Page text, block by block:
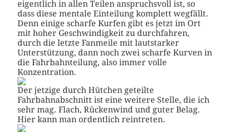
eigentlich in allen Teilen anspruchsvoll ist, so
dass diese mentale Einteilung komplett wegfällt.
Denn einige scharfe Kurfen gibt es jetzt im Ort
mit hoher Geschwindigkeit zu durchfahren,
durch die letzte Fanmeile mit lautstarker
Unterstützung, dann noch zwei scharfe Kurven in
die Fahrbahnteilung, also immer volle
Konzentration.
Der jetzige durch Hütchen geteilte
Fahrbahnabschnitt ist eine weitere Stelle, die ich
sehr mag. Flach, Rückenwind und guter Belag.
Hier kann man ordentlich reintreten.